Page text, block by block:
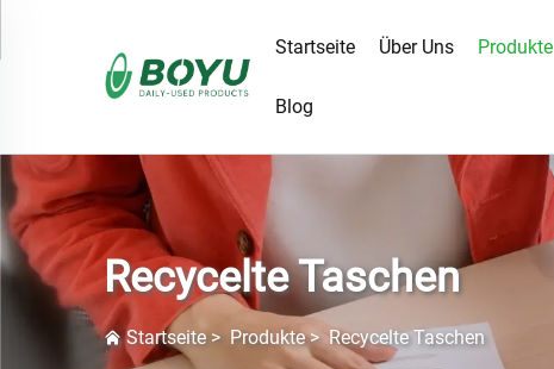
Startseite Über Uns Produkte
Blog
Recycelte Taschen
Startseite> Produkte> Recycelte Taschen